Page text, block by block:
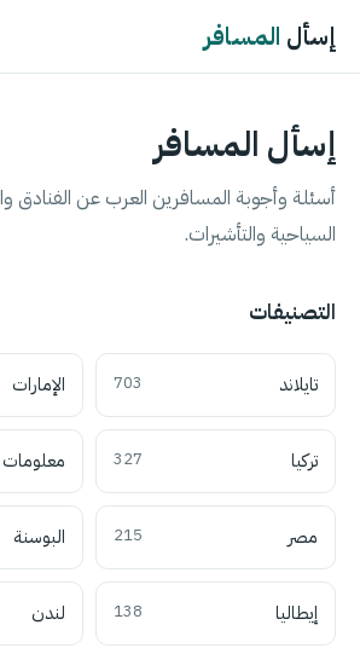
إسأل المسافر
إسأل المسافر
أسئلة وأجوبة المسافرين العرب عن الفنادق
السياحية والتأشيرات.
التصنيفات
تايلاند 703 الإمارات
تركيا 327
مصر 215 البوسنة
إيطاليا 138 لندن